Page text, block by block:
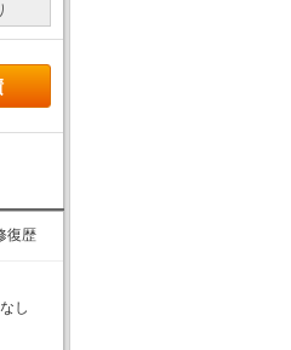
復歴
なし